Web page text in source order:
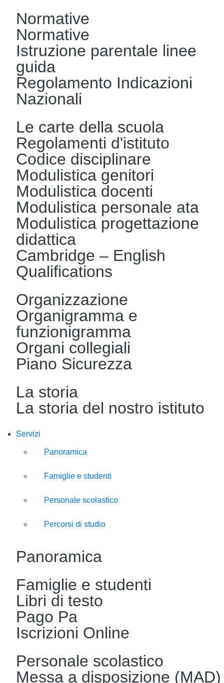
Normative
Normative
Istruzione parentale linee
guida
Regolamento Indicazioni
Nazionali
Le carte della scuola
Regolamenti d'istituto
Codice disciplinare
Modulistica genitori
Modulistica docenti
Modulistica personale ata
Modulistica progettazione
didattica
Cambridge – English
Qualifications
Organizzazione
Organigramma e
funzionigramma
Organi collegiali
Piano Sicurezza
La storia
La storia del nostro istituto
Servizi
Panoramica
Famiglie e studenti
Personale scolastico
Percorsi di studio
Panoramica
Famiglie e studenti
Libri di testo
Pago Pa
Iscrizioni Online
Personale scolastico
Messa a disposizione (MAD)